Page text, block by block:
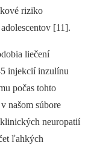
riziko
[11].
liečení
injekcií inzulínu
počas tohto
našom súbore
neuropatií
ľahkých